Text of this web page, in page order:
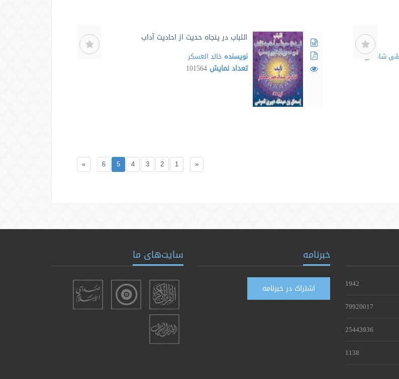
شافعی
اللباب در پنجاه حدیث از احادیث آداب
نویسنده خالد العسکر
تعداد نمایش 101564
«
1
2
3
4
5
6
»
1942
79920017
25443936
1138
خبرنامه
اشتراک در خبرنامه
سایت‌های ما